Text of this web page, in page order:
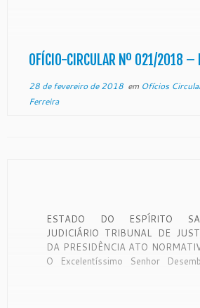
com circunscrição em todo […]
OFÍCIO-CIRCULAR Nº 021/2018
28 de fevereiro de 2018em Ofícios
Ferreira
ESTADO DO ESPÍRITO
JUDICIÁRIO TRIBUNAL DE
DA PRESIDÊNCIA ATO
O Excelentíssimo Senhor